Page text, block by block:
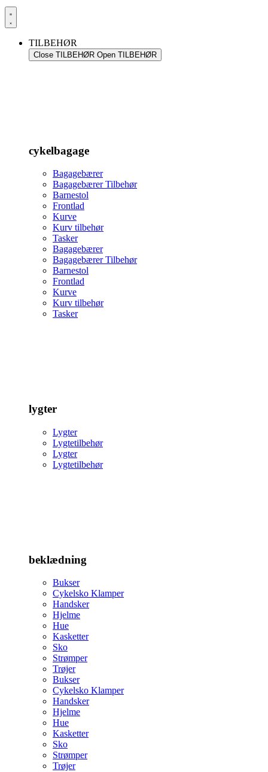
TILBEHØR
Close TILBEHØR Open TILBEHØR
cykelbagage
Bagagebærer
Bagagebærer Tilbehør
Barnestol
Frontlad
Kurve
Kurv tilbehør
Tasker
Bagagebærer
Bagagebærer Tilbehør
Barnestol
Frontlad
Kurve
Kurv tilbehør
Tasker
lygter
Lygter
Lygtetilbehør
Lygter
Lygtetilbehør
beklædning
Bukser
Cykelsko Klamper
Handsker
Hjelme
Hue
Kasketter
Sko
Strømper
Trøjer
Bukser
Cykelsko Klamper
Handsker
Hjelme
Hue
Kasketter
Sko
Strømper
Trøjer